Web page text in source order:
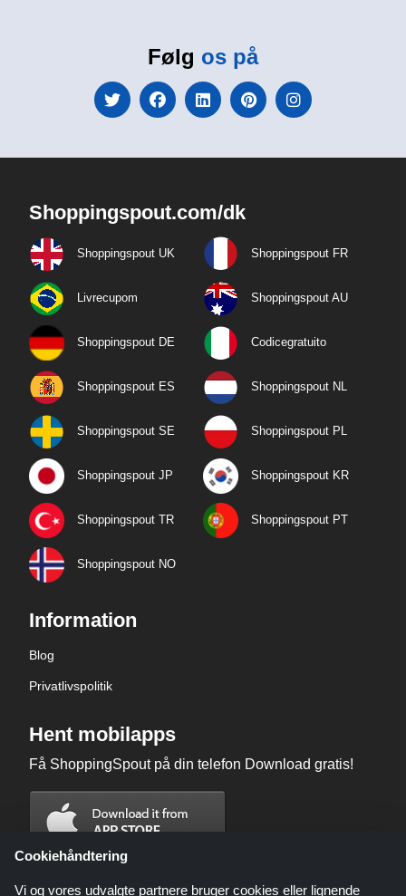
Følg os på
Shoppingspout.com/dk
Shoppingspout UK Shoppingspout FR
Livrecupom Shoppingspout AU
Shoppingspout DE Codicegratuito
Shoppingspout ES Shoppingspout NL
Shoppingspout SE Shoppingspout PL
Shoppingspout JP Shoppingspout KR
Shoppingspout TR Shoppingspout PT
Shoppingspout NO
Information
Blog
Privatlivspolitik
Hent mobilapps
Få ShoppingSpout på din telefon Download gratis!
Cookiehåndtering
Vi og vores udvalgte partnere bruger cookies eller lignende